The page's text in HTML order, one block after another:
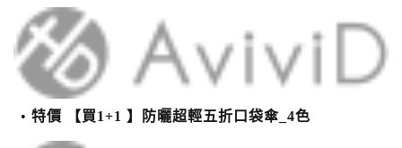
特價 【買1+1 】防曬超輕五折口袋傘_4色